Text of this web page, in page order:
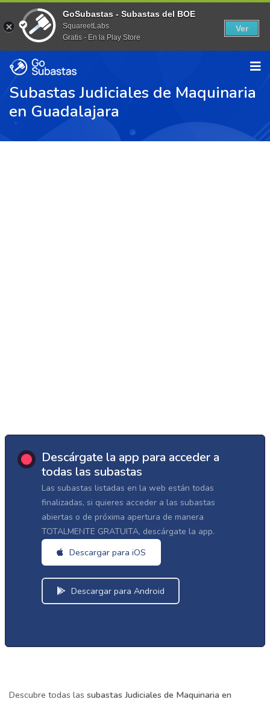
Subastas Judiciales de Maquinaria
en Guadalajara
Descárgate la app para acceder a
todas las subastas
Las subastas listadas en la web están todas
finalizadas, si quieres acceder a las subastas
abiertas o de próxima apertura de manera
TOTALMENTE GRATUITA, descárgate la app.
Descargar para iOS
Descargar para Android
Descubre todas las subastas Judiciales de Maquinaria en
GoSubastas - Subastas del BOE
SquareetLabs
Gratis - En la Play Store
Ver